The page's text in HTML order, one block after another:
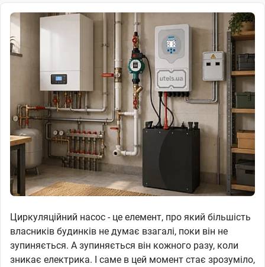
Циркуляційний насос - це елемент, про який більшість
власників будинків не думає взагалі, поки він не
зупиняється. А зупиняється він кожного разу, коли
зникає електрика. І саме в цей момент стає зрозуміло,